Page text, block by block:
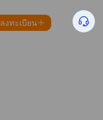
ลงทะเบียน